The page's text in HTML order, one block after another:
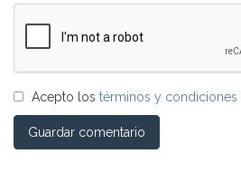
Acepto los términos y condiciones
Guardar comentario